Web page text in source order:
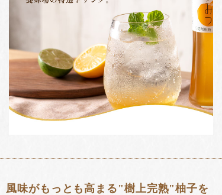
風味がもっとも高まる"樹上完熟"柚子を